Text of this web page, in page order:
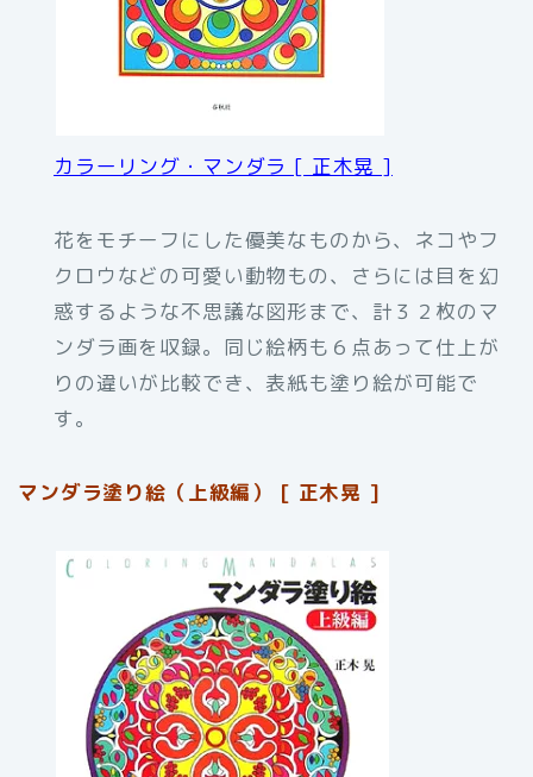
カラーリング・マンダラ [ 正木晃 ]
花をモチーフにした優美なものから、ネコやフ
クロウなどの可愛い動物もの、さらには目を幻
惑するような不思議な図形まで、計３２枚のマ
ンダラ画を収録。同じ絵柄も６点あって仕上が
りの違いが比較でき、表紙も塗り絵が可能で
す。
マンダラ塗り絵（上級編） [ 正木晃 ]